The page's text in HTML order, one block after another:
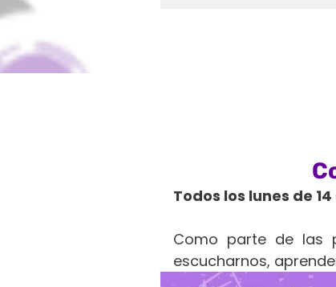
Todos los lunes de 14
Como parte de las
escucharnos,